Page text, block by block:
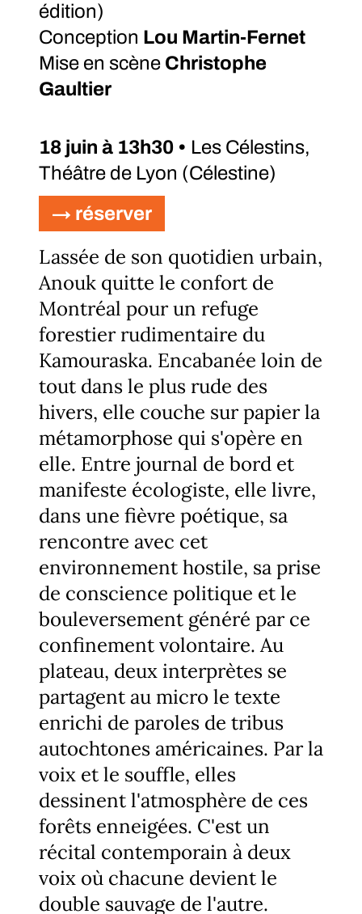
édition)
Conception Lou Martin-Fernet
Mise en scène Christophe
Gaultier
18 juin à 13h30 • Les Célestins,
Théâtre de Lyon (Célestine)
→ réserver
Lassée de son quotidien urbain,
Anouk quitte le confort de
Montréal pour un refuge
forestier rudimentaire du
Kamouraska. Encabanée loin de
tout dans le plus rude des
hivers, elle couche sur papier la
métamorphose qui s'opère en
elle. Entre journal de bord et
manifeste écologiste, elle livre,
dans une fièvre poétique, sa
rencontre avec cet
environnement hostile, sa prise
de conscience politique et le
bouleversement généré par ce
confinement volontaire. Au
plateau, deux interprètes se
partagent au micro le texte
enrichi de paroles de tribus
autochtones américaines. Par la
voix et le souffle, elles
dessinent l'atmosphère de ces
forêts enneigées. C'est un
récital contemporain à deux
voix où chacune devient le
double sauvage de l'autre.